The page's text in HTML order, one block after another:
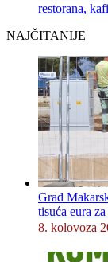
restorana,
NAJČITANIJE
Grad
tisuća eura
8. kolovoza